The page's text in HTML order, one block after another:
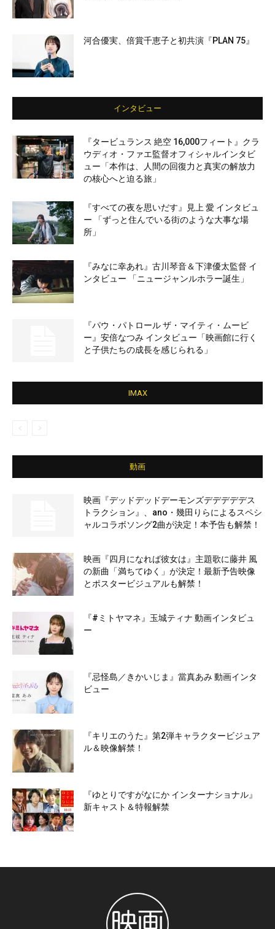
河合優実、倍賞千恵子と初共演『PLAN 75』
インタビュー
『タービュランス 絶空 16,000フィート』クラ
ウディオ・ファエ監督オフィシャルインタビ
ュー「本作は、人間の回復力と真実の解放力
の核心へと迫る旅」
『すべての夜を思いだす』見上 愛 インタビュ
ー 「ずっと住んでいる街のような大事な場
所」
『みなに幸あれ』古川琴音＆下津優太監督 イ
ンタビュー 「ニュージャンルホラー誕生」
『パウ・パトロール ザ・マイティ・ムービ
ー』安倍なつみ インタビュー「映画館に行く
と子供たちの成長を感じられる」
IMAX
動画
映画『デッドデッドデーモンズデデデデデス
トラクション』、ano・幾田りらによるスペシ
ャルコラボソング2曲が決定！本予告も解禁！
映画『四月になれば彼女は』主題歌に藤井 風
の新曲「満ちてゆく」が決定！最新予告映像
とポスタービジュアルも解禁！
『#ミトヤマネ』玉城ティナ 動画インタビュ
ー
『忌怪島／きかいじま』當真あみ 動画インタ
ビュー
『キリエのうた』第2弾キャラクタービジュア
ル＆映像解禁！
『ゆとりですがなにか インターナショナル』
新キャスト＆特報解禁